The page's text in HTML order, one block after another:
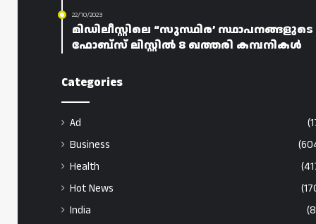
22/10/2023
മിഡിലീസ്റ്റിലെ “സുസ്ഥിര’ സ്ഥാപനങ്ങളുടെ
ഫോബ്‌സ് ലിസ്റ്റിൽ 8 ഖത്തരി കമ്പനികൾ
Categories
Ad
Business
Health
Hot News
India